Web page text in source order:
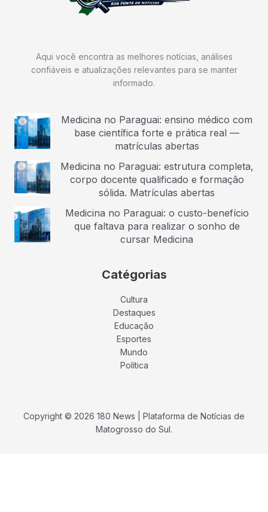
Aqui você encontra as melhores notícias, análises
confiáveis e atualizações relevantes para se manter
informado.
Medicina no Paraguai: ensino médico com
base científica forte e prática real —
matrículas abertas
Medicina no Paraguai: estrutura completa,
corpo docente qualificado e formação
sólida. Matrículas abertas
Medicina no Paraguai: o custo-benefício
que faltava para realizar o sonho de
cursar Medicina
Catégorias
Cultura
Destaques
Educação
Esportes
Mundo
Política
Copyright © 2026 180 News | Plataforma de Notícias de
Matogrosso do Sul.